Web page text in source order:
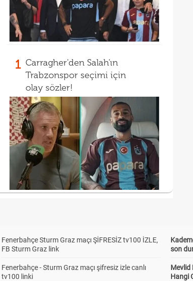
1 Carragher'den Salah'ın
Trabzonspor seçimi için
olay sözler!
Fenerbahçe Sturm Graz maçı ŞİFRESİZ tv100 İZLE,
FB Sturm Graz link
Fenerbahçe - Sturm Graz maçı şifresiz izle canlı
tv100 linki
son
Mevlid
Hangi